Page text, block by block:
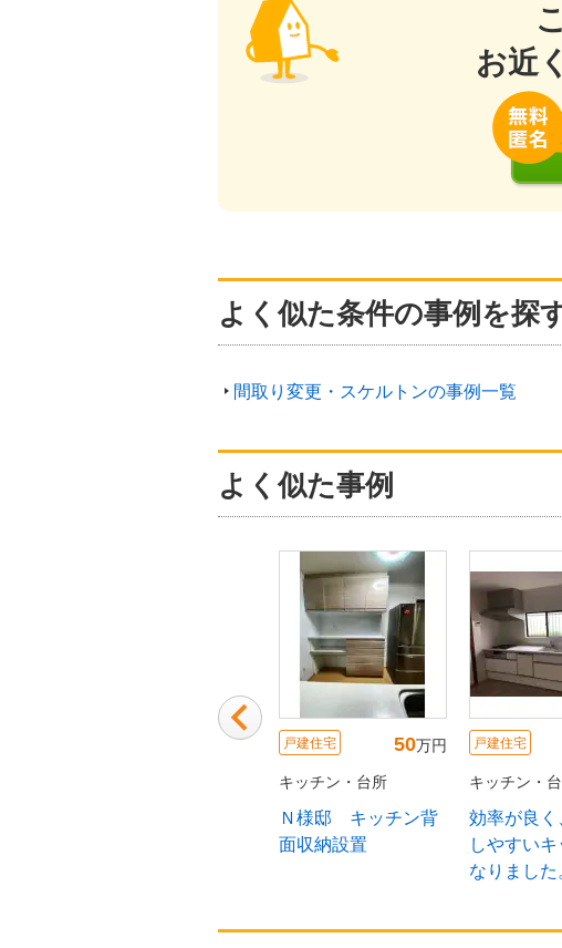
お近
よく似た条件の事例を探
間取り変更・スケルトンの事例一覧
よく似た事例
戸建住宅 50万円
キッチン・台所
Ｎ様邸 キッチン背
戸建住宅 127万円
キッチン・台所
効率が良く、掃除が
しやすいキッチンに
なりました。